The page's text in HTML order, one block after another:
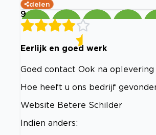
delen
9
Eerlijk en goed werk
Goed contact Ook na oplevering
Hoe heeft u ons bedrijf
Website Betere Schilder
Indien anders: